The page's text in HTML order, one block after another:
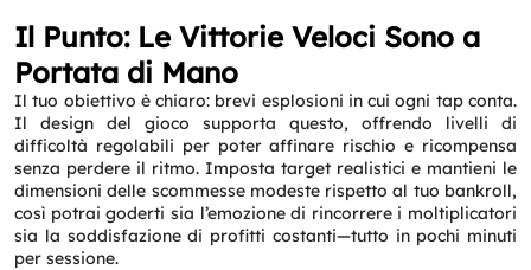
Il Punto: Le Vittorie Veloci Sono a
Portata di Mano
Il tuo obiettivo è chiaro: brevi esplosioni in cui ogni tap conta.
Il design del gioco supporta questo, offrendo livelli di
difficoltà regolabili per poter affinare rischio e ricompensa
senza perdere il ritmo. Imposta target realistici e mantieni le
dimensioni delle scommesse modeste rispetto al tuo bankroll,
così potrai goderti sia l’emozione di rincorrere i moltiplicatori
sia la soddisfazione di profitti costanti—tutto in pochi minuti
per sessione.